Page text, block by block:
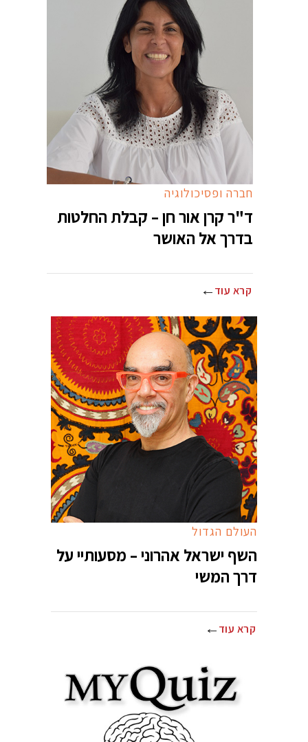
חברה ופסיכולוגיה
ד"ר קרן אור חן – קבלת החלטות
בדרך אל האושר
קרא עוד
העולם הגדול
השף ישראל אהרוני – מסעותיי על
דרך המשי
קרא עוד